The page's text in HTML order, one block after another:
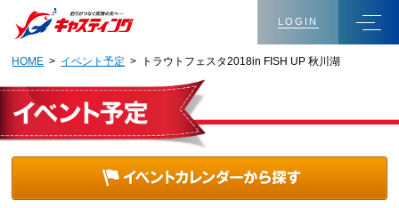
LOGIN
HOME > イベント予定 > トラウトフェスタ2018in FISH UP 秋川湖